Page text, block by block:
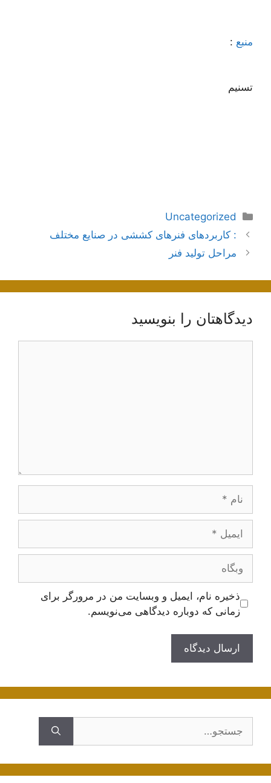
منبع :
تسنیم
دسته‌ها
Uncategorized
ناوبری
نوشته‌ها
: کاربردهای فنرهای کششی در صنایع مختلف
مراحل تولید فنر
دیدگاهتان را بنویسید
وبگاه
ذخیره نام، ایمیل و وبسایت من در مرورگر برای
زمانی که دوباره دیدگاهی می‌نویسم.